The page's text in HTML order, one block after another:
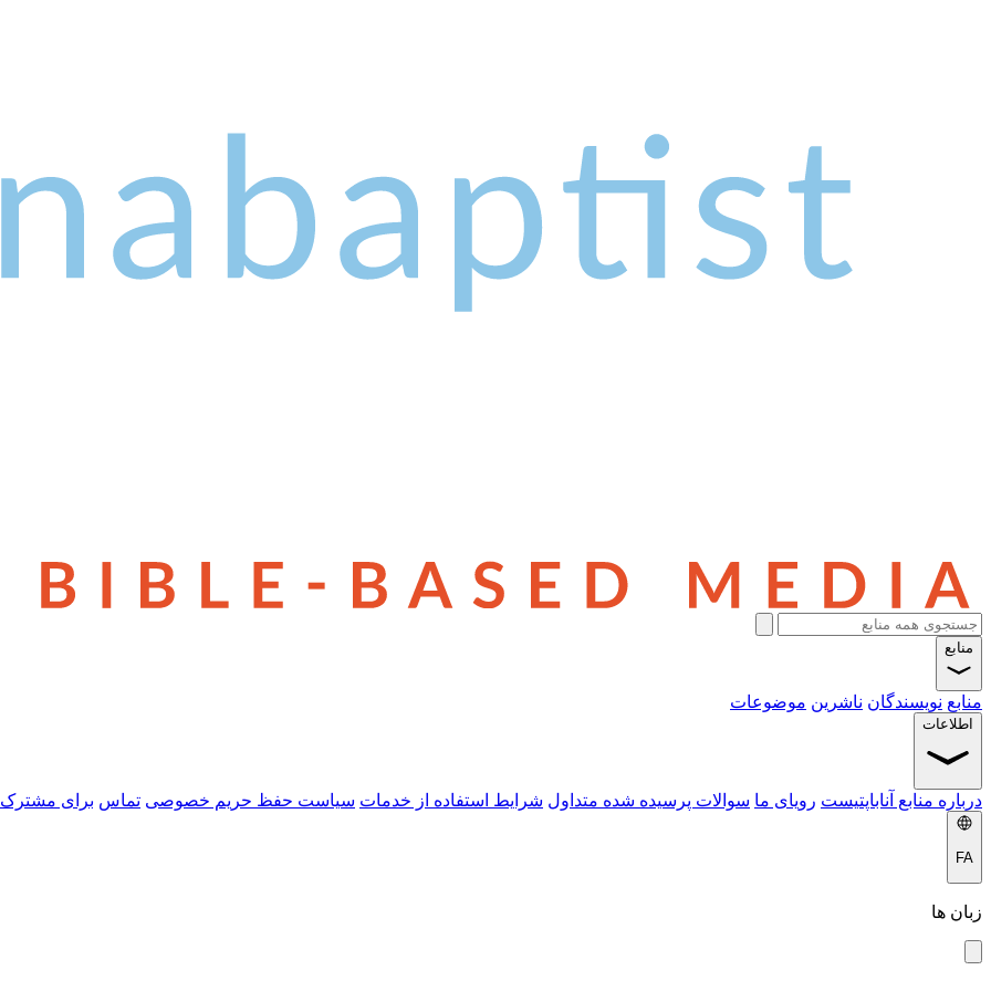
منابع
منابع نویسندگان ناشرین موضوعات
اطلاعات
درباره منابع آناباپتیست رویای ما سوالات پرسیده شده متداول شرایط استفاده از خدمات سیاست حفظ حریم خصوصی تماس برای
FA
زبان ها